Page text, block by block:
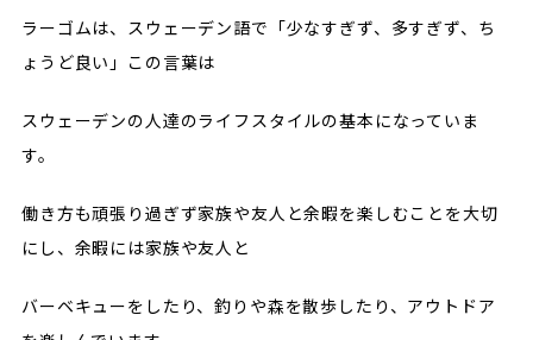
ラーゴムは、スウェーデン語で「少なすぎず、多すぎず、ち
ょうど良い」この言葉は
スウェーデンの人達のライフスタイルの基本になっていま
す。
働き方も頑張り過ぎず家族や友人と余暇を楽しむことを大切
にし、余暇には家族や友人と
バーベキューをしたり、釣りや森を散歩したり、アウトドア